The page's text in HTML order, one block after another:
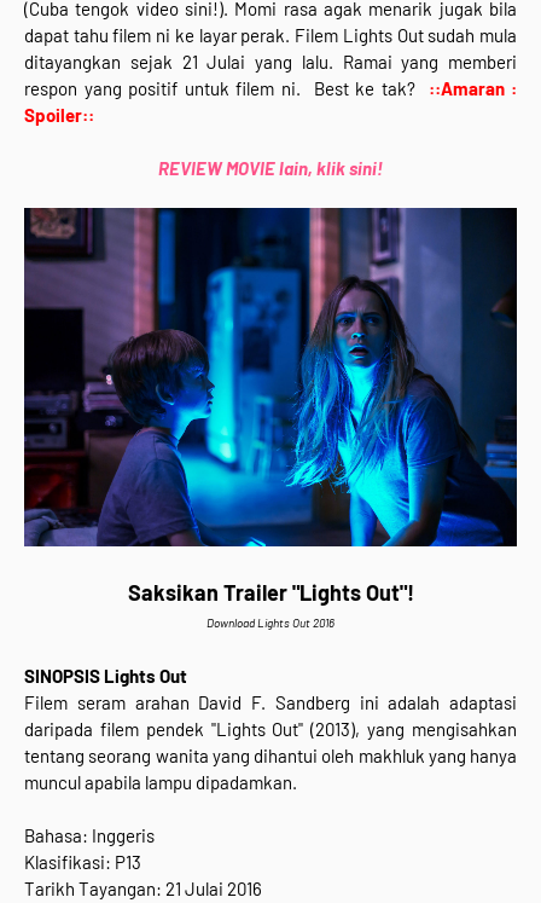
(Cuba tengok video sini!). Momi rasa agak menarik jugak bila
dapat tahu filem ni ke layar perak. Filem Lights Out sudah mula
ditayangkan sejak 21 Julai yang lalu. Ramai yang memberi
respon yang positif untuk filem ni. Best ke tak?
::Amaran :
Spoiler::
REVIEW MOVIE lain, klik sini!
Saksikan Trailer "Lights Out"!
Download Lights Out 2016
SINOPSIS Lights Out
Filem seram arahan David F. Sandberg ini adalah adaptasi
daripada filem pendek "Lights Out" (2013), yang mengisahkan
tentang seorang wanita yang dihantui oleh makhluk yang hanya
muncul apabila lampu dipadamkan.
Bahasa: Inggeris
Klasifikasi: P13
Tarikh Tayangan: 21 Julai 2016